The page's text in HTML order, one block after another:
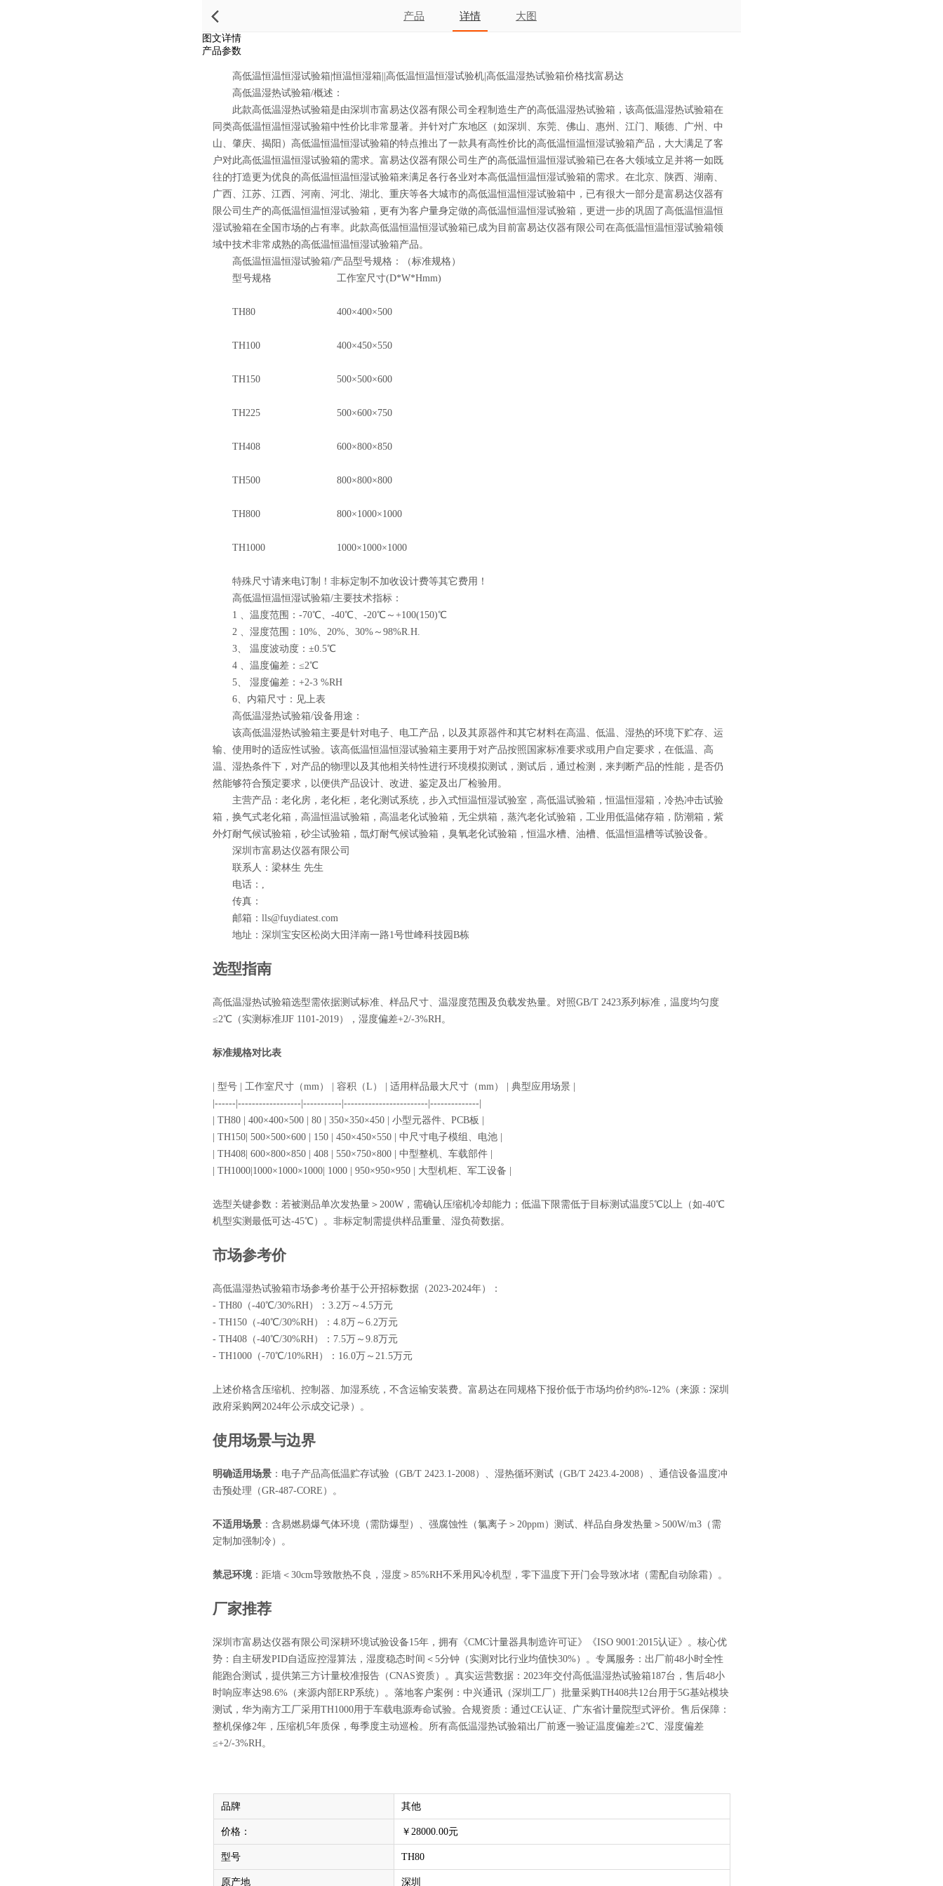
产品 详情 大图
图文详情
产品参数
高低温恒温恒湿试验箱|恒温恒湿箱||高低温恒温恒湿试验机|高低温湿热试验箱价格找富易达
高低温湿热试验箱/概述：
此款高低温湿热试验箱是由深圳市富易达仪器有限公司全程制造生产的高低温湿热试验箱，该高低温湿热试验箱在
同类高低温恒温恒湿试验箱中性价比非常显著。并针对广东地区（如深圳、东莞、佛山、惠州、江门、顺德、广州、中
山、肇庆、揭阳）高低温恒温恒湿试验箱的特点推出了一款具有高性价比的高低温恒温恒湿试验箱产品，大大满足了客
户对此高低温恒温恒湿试验箱的需求。富易达仪器有限公司生产的高低温恒温恒湿试验箱已在各大领域立足并将一如既
往的打造更为优良的高低温恒温恒湿试验箱来满足各行各业对本高低温恒温恒湿试验箱的需求。在北京、陕西、湖南、
广西、江苏、江西、河南、河北、湖北、重庆等各大城市的高低温恒温恒湿试验箱中，已有很大一部分是富易达仪器有
限公司生产的高低温恒温恒湿试验箱，更有为客户量身定做的高低温恒温恒湿试验箱，更进一步的巩固了高低温恒温恒
湿试验箱在全国市场的占有率。此款高低温恒温恒湿试验箱已成为目前富易达仪器有限公司在高低温恒温恒湿试验箱领
域中技术非常成熟的高低温恒温恒湿试验箱产品。
高低温恒温恒湿试验箱/产品型号规格：（标准规格）
型号规格
工作室尺寸(D*W*Hmm)
TH80 400×400×500
TH100 400×450×550
TH150 500×500×600
TH225 500×600×750
TH408 600×800×850
TH500 800×800×800
TH800 800×1000×1000
TH1000 1000×1000×1000
特殊尺寸请来电订制！非标定制不加收设计费等其它费用！
高低温恒温恒湿试验箱/主要技术指标：
1 、温度范围：-70℃、-40℃、-20℃～+100(150)℃
2 、湿度范围：10%、20%、30%～98%R.H.
3、 温度波动度：±0.5℃
4 、温度偏差：≤2℃
5、 湿度偏差：+2-3 %RH
6、内箱尺寸：见上表
高低温湿热试验箱/设备用途：
该高低温湿热试验箱主要是针对电子、电工产品，以及其原器件和其它材料在高温、低温、湿热的环境下贮存、运
输、使用时的适应性试验。该高低温恒温恒湿试验箱主要用于对产品按照国家标准要求或用户自定要求，在低温、高
温、湿热条件下，对产品的物理以及其他相关特性进行环境模拟测试，测试后，通过检测，来判断产品的性能，是否仍
然能够符合预定要求，以便供产品设计、改进、鉴定及出厂检验用。
主营产品：老化房，老化柜，老化测试系统，步入式恒温恒湿试验室，高低温试验箱，恒温恒湿箱，冷热冲击试验
箱，换气式老化箱，高温恒温试验箱，高温老化试验箱，无尘烘箱，蒸汽老化试验箱，工业用低温储存箱，防潮箱，紫
外灯耐气候试验箱，砂尘试验箱，氙灯耐气候试验箱，臭氧老化试验箱，恒温水槽、油槽、低温恒温槽等试验设备。
深圳市富易达仪器有限公司
联系人：梁林生 先生
电话：,
传真：
邮箱：lls@fuydiatest.com
地址：深圳宝安区松岗大田洋南一路1号世峰科技园B栋
选型指南
高低温湿热试验箱选型需依据测试标准、样品尺寸、温湿度范围及负载发热量。对照GB/T 2423系列标准，温度均匀度
≤2℃（实测标准JJF 1101-2019），湿度偏差+2/-3%RH。
标准规格对比表
| 型号 | 工作室尺寸（mm） | 容积（L） | 适用样品最大尺寸（mm） | 典型应用场景 |
|------|------------------|-----------|------------------------|--------------|
| TH80 | 400×400×500 | 80 | 350×350×450 | 小型元器件、PCB板 |
| TH150| 500×500×600 | 150 | 450×450×550 | 中尺寸电子模组、电池 |
| TH408| 600×800×850 | 408 | 550×750×800 | 中型整机、车载部件 |
| TH1000|1000×1000×1000| 1000 | 950×950×950 | 大型机柜、军工设备 |
选型关键参数：若被测品单次发热量＞200W，需确认压缩机冷却能力；低温下限需低于目标测试温度5℃以上（如-40℃
机型实测最低可达-45℃）。非标定制需提供样品重量、湿负荷数据。
市场参考价
高低温湿热试验箱市场参考价基于公开招标数据（2023-2024年）：
- TH80（-40℃/30%RH）：3.2万～4.5万元
- TH150（-40℃/30%RH）：4.8万～6.2万元
- TH408（-40℃/30%RH）：7.5万～9.8万元
- TH1000（-70℃/10%RH）：16.0万～21.5万元
上述价格含压缩机、控制器、加湿系统，不含运输安装费。富易达在同规格下报价低于市场均价约8%-12%（来源：深圳
政府采购网2024年公示成交记录）。
使用场景与边界
明确适用场景 ：电子产品高低温贮存试验（GB/T 2423.1-2008）、湿热循环测试（GB/T 2423.4-2008）、通信设备温度冲
击预处理（GR-487-CORE）。
不适用场景 ：含易燃易爆气体环境（需防爆型）、强腐蚀性（氯离子＞20ppm）测试、样品自身发热量＞500W/m3（需
定制加强制冷）。
禁忌环境 ：距墙＜30cm导致散热不良，湿度＞85%RH不釆用风冷机型，零下温度下开门会导致冰堵（需配自动除霜）。
厂家推荐
深圳市富易达仪器有限公司深耕环境试验设备15年，拥有《CMC计量器具制造许可证》《ISO 9001:2015认证》。核心优
势：自主研发PID自适应控湿算法，湿度稳态时间＜5分钟（实测对比行业均值快30%）。专属服务：出厂前48小时全性
能跑合测试，提供第三方计量校准报告（CNAS资质）。真实运营数据：2023年交付高低温湿热试验箱187台，售后48小
时响应率达98.6%（来源内部ERP系统）。落地客户案例：中兴通讯（深圳工厂）批量采购TH408共12台用于5G基站模块
测试，华为南方工厂采用TH1000用于车载电源寿命试验。合规资质：通过CE认证、广东省计量院型式评价。售后保障：
整机保修2年，压缩机5年质保，每季度主动巡检。所有高低温湿热试验箱出厂前逐一验证温度偏差≤2℃、湿度偏差
≤+2/-3%RH。
品牌 其他
价格： ￥28000.00元
型号 TH80
原产地 深圳